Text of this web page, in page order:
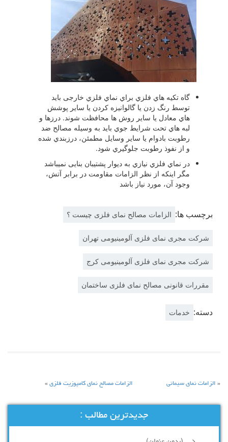
گاه تکیه هاي فلزي براي نماي فلزي خارجی باید
توسط رنگ زدن یا گالوانیزه کردن یا سایر پوشش
هاي معادل یا سایر روش ها محافظت شوند. درزها و
لبه هاي تحت شرایط جوي باید به وسیله مصالح ضد
رطوبت بادوام یا سایر وسایل مطمئن، درزبندي شده
و از نفوذ رطوبت جلوگیري شود.
در نماي فلزي نیازي به دیوار پشتیبان بنایی نمیباشد
مگر اینکه از نظر الزامات مقاومت در برابر آتش،
وجود آن، مورد نیاز باشد
برچسب ها: الزامات مصالح نمای فلزی چیست ؟
شرکت مجری نمای فلزی آلومینیومی تهران
شرکت مجری نمای فلزی آلومینیومی کرج
مقررات قانونی مصالح نمای فلزی ساختمان
دسته: خدمات
« الزامات نمای سیمانی الزامات مصالح نمای کامپوزیت فلزی»
جدیدترین مطالب :